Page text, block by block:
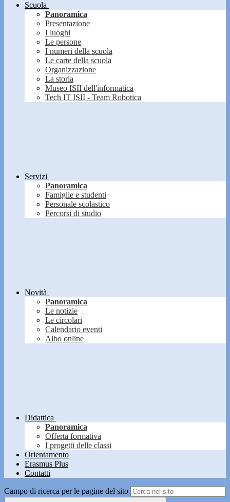
Scuola
Panoramica
Presentazione
I luoghi
Le persone
I numeri della scuola
Le carte della scuola
Organizzazione
La storia
Museo ISII dell'informatica
Tech IT ISII - Team Robotica
Servizi
Panoramica
Famiglie e studenti
Personale scolastico
Percorsi di studio
Novità
Panoramica
Le notizie
Le circolari
Calendario eventi
Albo online
Didattica
Panoramica
Offerta formativa
I progetti delle classi
Orientamento
Erasmus Plus
Contatti
Campo di ricerca per le pagine del sito